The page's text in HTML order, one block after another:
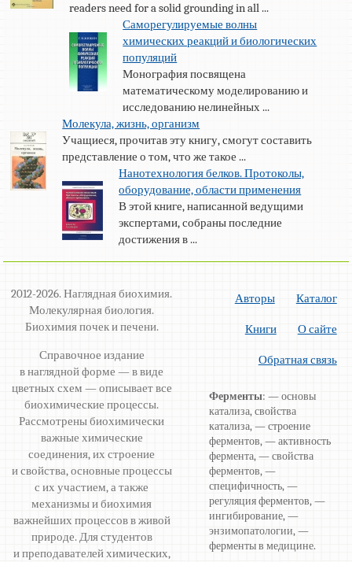
readers need for a solid grounding in all ...
Саморегулируемые волны
химических реакций и биологических
популяций
Монография посвящена
математическому моделированию и
исследованию нелинейных ...
Молекула, жизнь, организм
Учащиеся, прочитав эту книгу, смогут составить
представление о том, что же такое ...
Нанотехнология белков. Протоколы,
оборудование, области применения
В этой книге, написанной ведущими
экспертами, собраны последние
достижения в ...
2012-2026. Наглядная биохимия.
Молекулярная биология.
Биохимия почек и печени.
Справочное издание
в наглядной форме — в виде
цветных схем — описывает все
биохимические процессы.
Рассмотрены биохимически
важные химические
соединения, их строение
и свойства, основные процессы
с их участием, а также
механизмы и биохимия
важнейших процессов в живой
природе. Для студентов
и преподавателей химических,
Авторы Каталог
Книги О сайте
Обратная связь
Ферменты: — основы
катализа, свойства
катализа, — строение
ферментов, — активность
фермента, — свойства
ферментов, —
специфичность, —
регуляция ферментов, —
ингибирование, —
энзимопатологии, —
ферменты в медицине.